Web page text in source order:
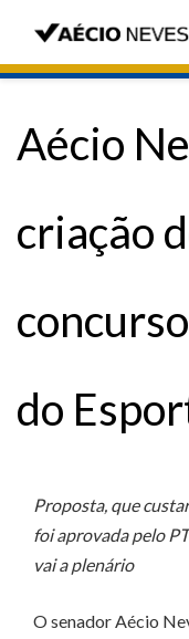
Aécio
criação
do
Proposta, que
foi aprovada pelo
vai a plenário
O senador Aécio